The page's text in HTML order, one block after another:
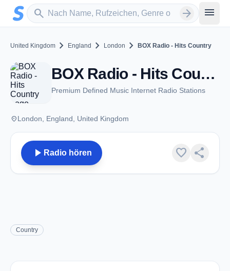
Zum Hauptinhalt springen
search
Sender suchen arrow_forward menu
United Kingdom chevron_right England chevron_right London chevron_right BOX Radio - Hits Country
BOX Radio - Hits Country - London
Premium Defined Music Internet Radio Stations
placeLondon, England, United Kingdom
play_arrow Radio hören favorite share
Country